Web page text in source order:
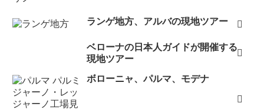
ランゲ地方、アルバの現地ツアー
ベローナの日本人ガイドが開催する
現地ツアー
ボローニャ、パルマ、モデナ